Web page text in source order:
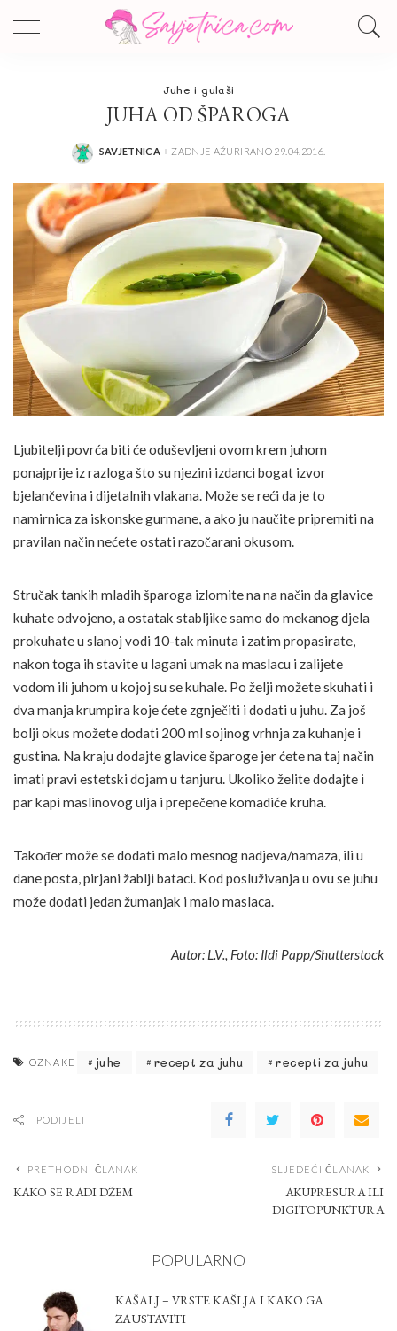
Juhe i gulaši
JUHA OD ŠPAROGA
POSTED
SAVJETNICA ZADNJE AŽURIRANO 29.04.2016.
Ljubitelji povrća biti će oduševljeni ovom krem juhom
ponajprije iz razloga što su njezini izdanci bogat izvor
bjelančevina i dijetalnih vlakana. Može se reći da je to
namirnica za iskonske gurmane, a ako ju naučite pripremiti na
pravilan način nećete ostati razočarani okusom.
Stručak tankih mladih šparoga izlomite na na način da glavice
kuhate odvojeno, a ostatak stabljike samo do mekanog djela
prokuhate u slanoj vodi 10-tak minuta i zatim propasirate,
nakon toga ih stavite u lagani umak na maslacu i zalijete
vodom ili juhom u kojoj su se kuhale. Po želji možete skuhati i
dva manja krumpira koje ćete zgnječiti i dodati u juhu. Za još
bolji okus možete dodati 200 ml sojinog vrhnja za kuhanje i
gustina. Na kraju dodajte glavice šparoge jer ćete na taj način
imati pravi estetski dojam u tanjuru. Ukoliko želite dodajte i
par kapi maslinovog ulja i prepečene komadiće kruha.
Također može se dodati malo mesnog nadjeva/namaza, ili u
dane posta, pirjani žablji bataci. Kod posluživanja u ovu se juhu
može dodati jedan žumanjak i malo maslaca.
Autor: L.V., Foto: Ildi Papp/Shutterstock
OZNAKE juhe recept za juhu recepti za juhu
PODIJELI
PRETHODNI ČLANAK
KAKO SE RADI DŽEM
SLJEDEĆI ČLANAK
AKUPRESURA ILI
DIGITOPUNKTURA
POPULARNO
KAŠALJ – VRSTE KAŠLJA I KAKO GA
ZAUSTAVITI